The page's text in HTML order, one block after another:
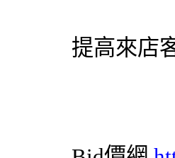
提高來店